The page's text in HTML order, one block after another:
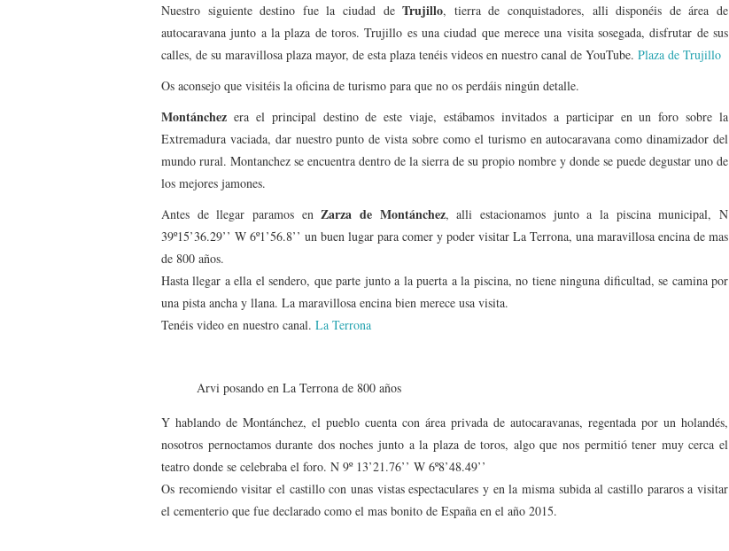
Nuestro siguiente destino fue la ciudad deTrujillo, tierra de conquistadores, alli disponéis de área de
autocaravana junto a la plaza de toros. Trujillo es una ciudad que merece una visita sosegada, disfrutar de sus
calles, de su maravillosa plaza mayor, de esta plaza tenéis videos en nuestro canal de YouTube. Plaza de Trujillo
Os aconsejo que visitéis la oficina de turismo para que no os perdáis ningún detalle.
Montánchez era el principal destino de este viaje, estábamos invitados a participar en un foro sobre la
Extremadura vaciada, dar nuestro punto de vista sobre como el turismo en autocaravana como dinamizador del
mundo rural. Montanchez se encuentra dentro de la sierra de su propio nombre y donde se puede degustar uno de
los mejores jamones.
Antes de llegar paramos enZarza de Montánchez, alli estacionamos junto a la piscina municipal, N
39º15’36.29’’ W 6º1’56.8’’ un buen lugar para comer y poder visitar La Terrona, una maravillosa encina de mas
de 800 años.
Hasta llegar a ella el sendero, que parte junto a la puerta a la piscina, no tiene ninguna dificultad, se camina por
una pista ancha y llana. La maravillosa encina bien merece usa visita.
Tenéis video en nuestro canal. La Terrona
Arvi posando en La Terrona de 800 años
Y hablando de Montánchez, el pueblo cuenta con área privada de autocaravanas, regentada por un holandés,
nosotros pernoctamos durante dos noches junto a la plaza de toros, algo que nos permitió tener muy cerca el
teatro donde se celebraba el foro. N 9º 13’21.76’’ W 6º8’48.49’’
Os recomiendo visitar el castillo con unas vistas espectaculares y en la misma subida al castillo pararos a visitar
el cementerio que fue declarado como el mas bonito de España en el año 2015.